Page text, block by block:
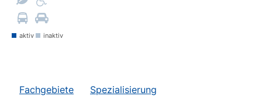
aktiv inaktiv
Fachgebiete Spezialisierung